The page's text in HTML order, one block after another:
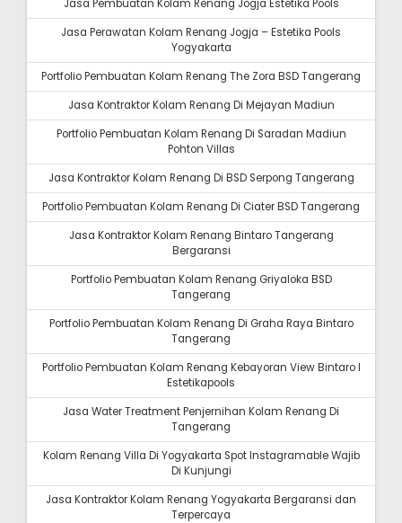
Jasa Pembuatan Kolam Renang Jogja Estetika Pools
Jasa Perawatan Kolam Renang Jogja – Estetika Pools
Yogyakarta
Portfolio Pembuatan Kolam Renang The Zora BSD Tangerang
Jasa Kontraktor Kolam Renang Di Mejayan Madiun
Portfolio Pembuatan Kolam Renang Di Saradan Madiun
Pohton Villas
Jasa Kontraktor Kolam Renang Di BSD Serpong Tangerang
Portfolio Pembuatan Kolam Renang Di Ciater BSD Tangerang
Jasa Kontraktor Kolam Renang Bintaro Tangerang
Bergaransi
Portfolio Pembuatan Kolam Renang Griyaloka BSD
Tangerang
Portfolio Pembuatan Kolam Renang Di Graha Raya Bintaro
Tangerang
Portfolio Pembuatan Kolam Renang Kebayoran View Bintaro I
Estetikapools
Jasa Water Treatment Penjernihan Kolam Renang Di
Tangerang
Kolam Renang Villa Di Yogyakarta Spot Instagramable Wajib
Di Kunjungi
Jasa Kontraktor Kolam Renang Yogyakarta Bergaransi dan
Terpercaya